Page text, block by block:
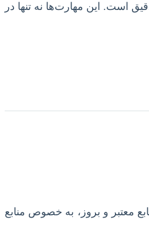
است. این مهارت‌ها نه تنها در
معتبر و بروز، به خصوص منابع